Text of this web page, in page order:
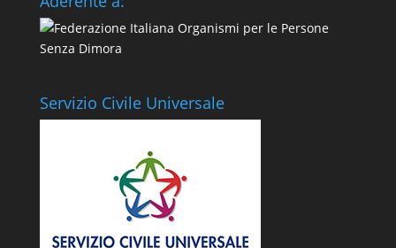
Servizio Civile Universale